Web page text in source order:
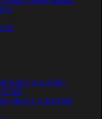
A KUFRE
OBALY A KUFRE